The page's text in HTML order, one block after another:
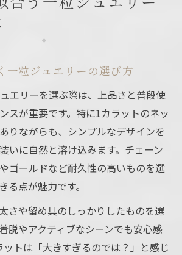
一粒ジュエリーの選び方
エリーを選ぶ際は、上品さと普段使
スが重要です。特に1カラットのネッ
りながらも、シンプルなデザインを
いに自然と溶け込みます。チェーン
ゴールドなど耐久性の高いものを選
る点が魅力です。
さや留め具のしっかりしたものを選
脱やアクティブなシーンでも安心感
トは「大きすぎるのでは？」と感じ